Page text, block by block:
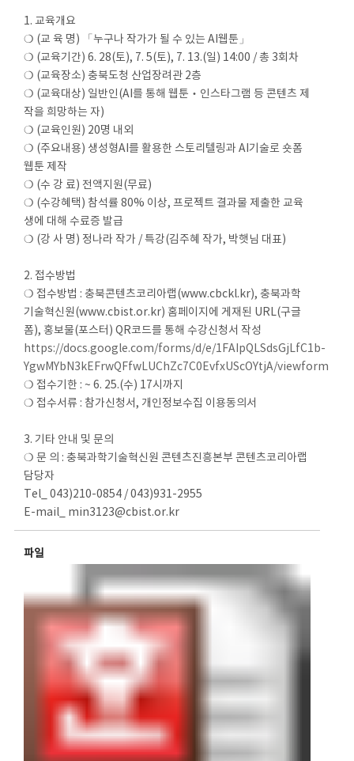
1. 교육개요
❍ (교 육 명) 「누구나 작가가 될 수 있는 AI웹툰」
❍ (교육기간) 6. 28(토), 7. 5(토), 7. 13.(일) 14:00 / 총 3회차
❍ (교육장소) 충북도청 산업장려관 2층
❍ (교육대상) 일반인(AI를 통해 웹툰‧인스타그램 등 콘텐츠 제
작을 희망하는 자)
❍ (교육인원) 20명 내외
❍ (주요내용) 생성형AI를 활용한 스토리텔링과 AI기술로 숏폼
웹툰 제작
❍ (수 강 료) 전액지원(무료)
❍ (수강혜택) 참석률 80% 이상, 프로젝트 결과물 제출한 교육
생에 대해 수료증 발급
❍ (강 사 명) 정나라 작가 / 특강(김주혜 작가, 박햇님 대표)
2. 접수방법
❍ 접수방법 : 충북콘텐츠코리아랩(www.cbckl.kr), 충북과학
기술혁신원(www.cbist.or.kr) 홈페이지에 게재된 URL(구글
폼), 홍보물(포스터) QR코드를 통해 수강신청서 작성
https://docs.google.com/forms/d/e/1FAIpQLSdsGjLfC1b-
YgwMYbN3kEFrwQFfwLUChZc7C0EvfxUScOYtjA/viewform
❍ 접수기한 : ~ 6. 25.(수) 17시까지
❍ 접수서류 : 참가신청서, 개인정보수집 이용동의서
3. 기타 안내 및 문의
❍ 문 의 : 충북과학기술혁신원 콘텐츠진흥본부 콘텐츠코리아랩
담당자
Tel_ 043)210-0854 / 043)931-2955
E-mail_ min3123@cbist.or.kr
파일